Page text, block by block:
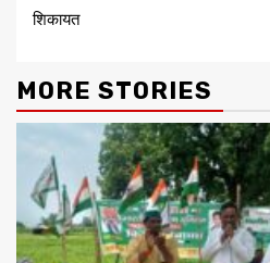
शिकायत
MORE STORIES